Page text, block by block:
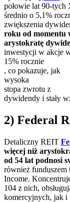
połowie lat 90-
średnio o 5,1%
zwiększenia
roku od momentu
arystokratę
inwestycji w akcje
15% rocznie
, co pokazuje, jak
wysoka
stopa zwrotu z
dywidendy i stały
2) Federal
Detaliczny REIT
więcej niż
od 54 lat podnosi
również funduszem
Income.
104 z nich,
komercyjnych, jak i